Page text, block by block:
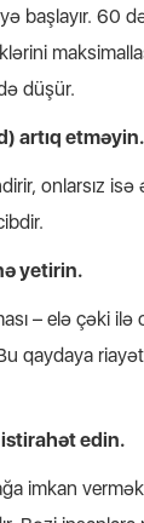
başlayır. 60
düşür.
artıq etməyin.
onlarsız
yetirin.
– elə çəki ilə
qaydaya
istirahət edin.
imkan vermək